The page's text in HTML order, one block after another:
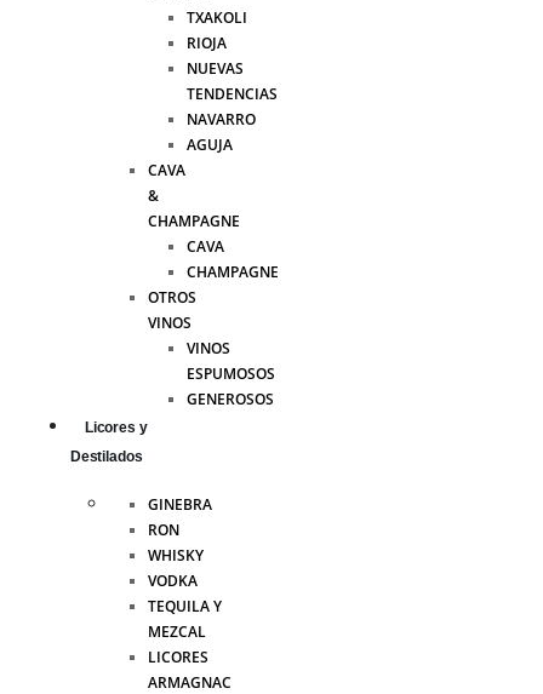
TXAKOLI
RIOJA
NUEVAS
TENDENCIAS
NAVARRO
AGUJA
CAVA
&
CHAMPAGNE
CAVA
CHAMPAGNE
OTROS
VINOS
VINOS
ESPUMOSOS
GENEROSOS
Licores y
Destilados
GINEBRA
RON
WHISKY
VODKA
TEQUILA Y
MEZCAL
LICORES
ARMAGNAC